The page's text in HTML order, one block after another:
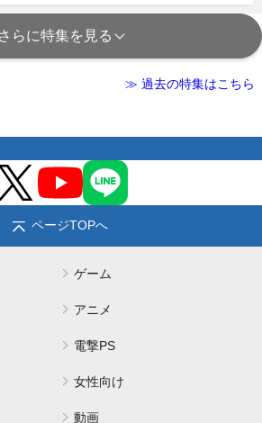
さらに特集を見る
≫ 過去の特集はこちら
ページTOPへ
ゲーム
アニメ
電撃PS
女性向け
動画